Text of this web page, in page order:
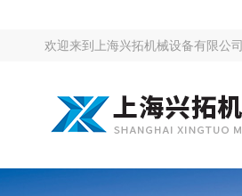
欢迎来到 上海兴拓机械设备有限公司